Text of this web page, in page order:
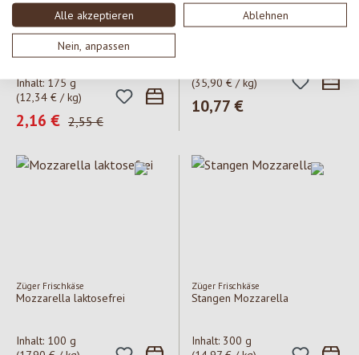
Alle akzeptieren Ablehnen
Nein, anpassen
Andechser Natur
Frischkäse natur
Inhalt:175 g
(12,34 € / kg)
Verkaufspreis:
2,16 € Regulärer Preis:
2,55 €
(35,90 € / kg)
Regulärer Preis:
10,77 €
Züger Frischkäse
Mozzarella laktosefrei
Inhalt: 100 g
Züger Frischkäse
Stangen Mozzarella
Inhalt: 300 g